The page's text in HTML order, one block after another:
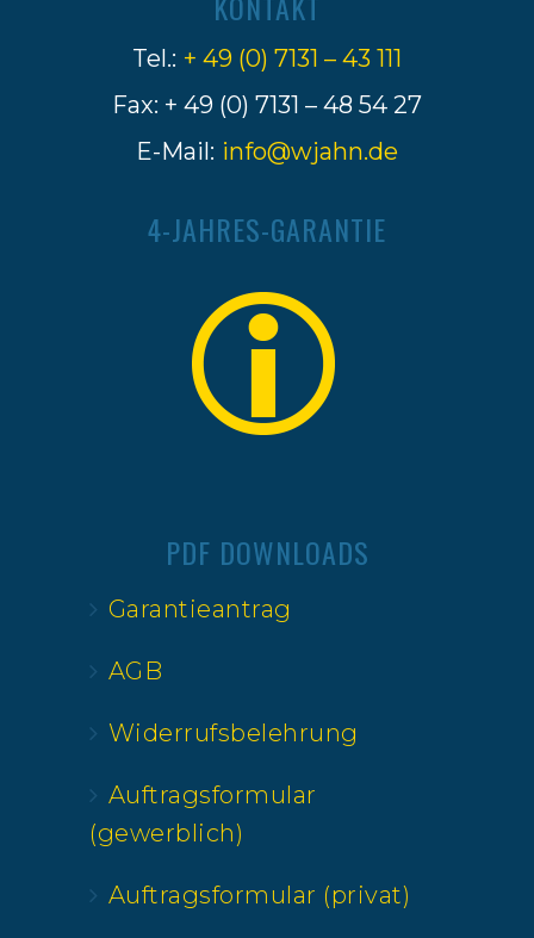
Tel.: + 49 (0) 7131 – 43 111
Fax: + 49 (0) 7131 – 48 54 27
E-Mail: info@wjahn.de
4-JAHRES-GARANTIE
PDF DOWNLOADS
Garantieantrag
AGB
Widerrufsbelehrung
Auftragsformular
(gewerblich)
Auftragsformular (privat)